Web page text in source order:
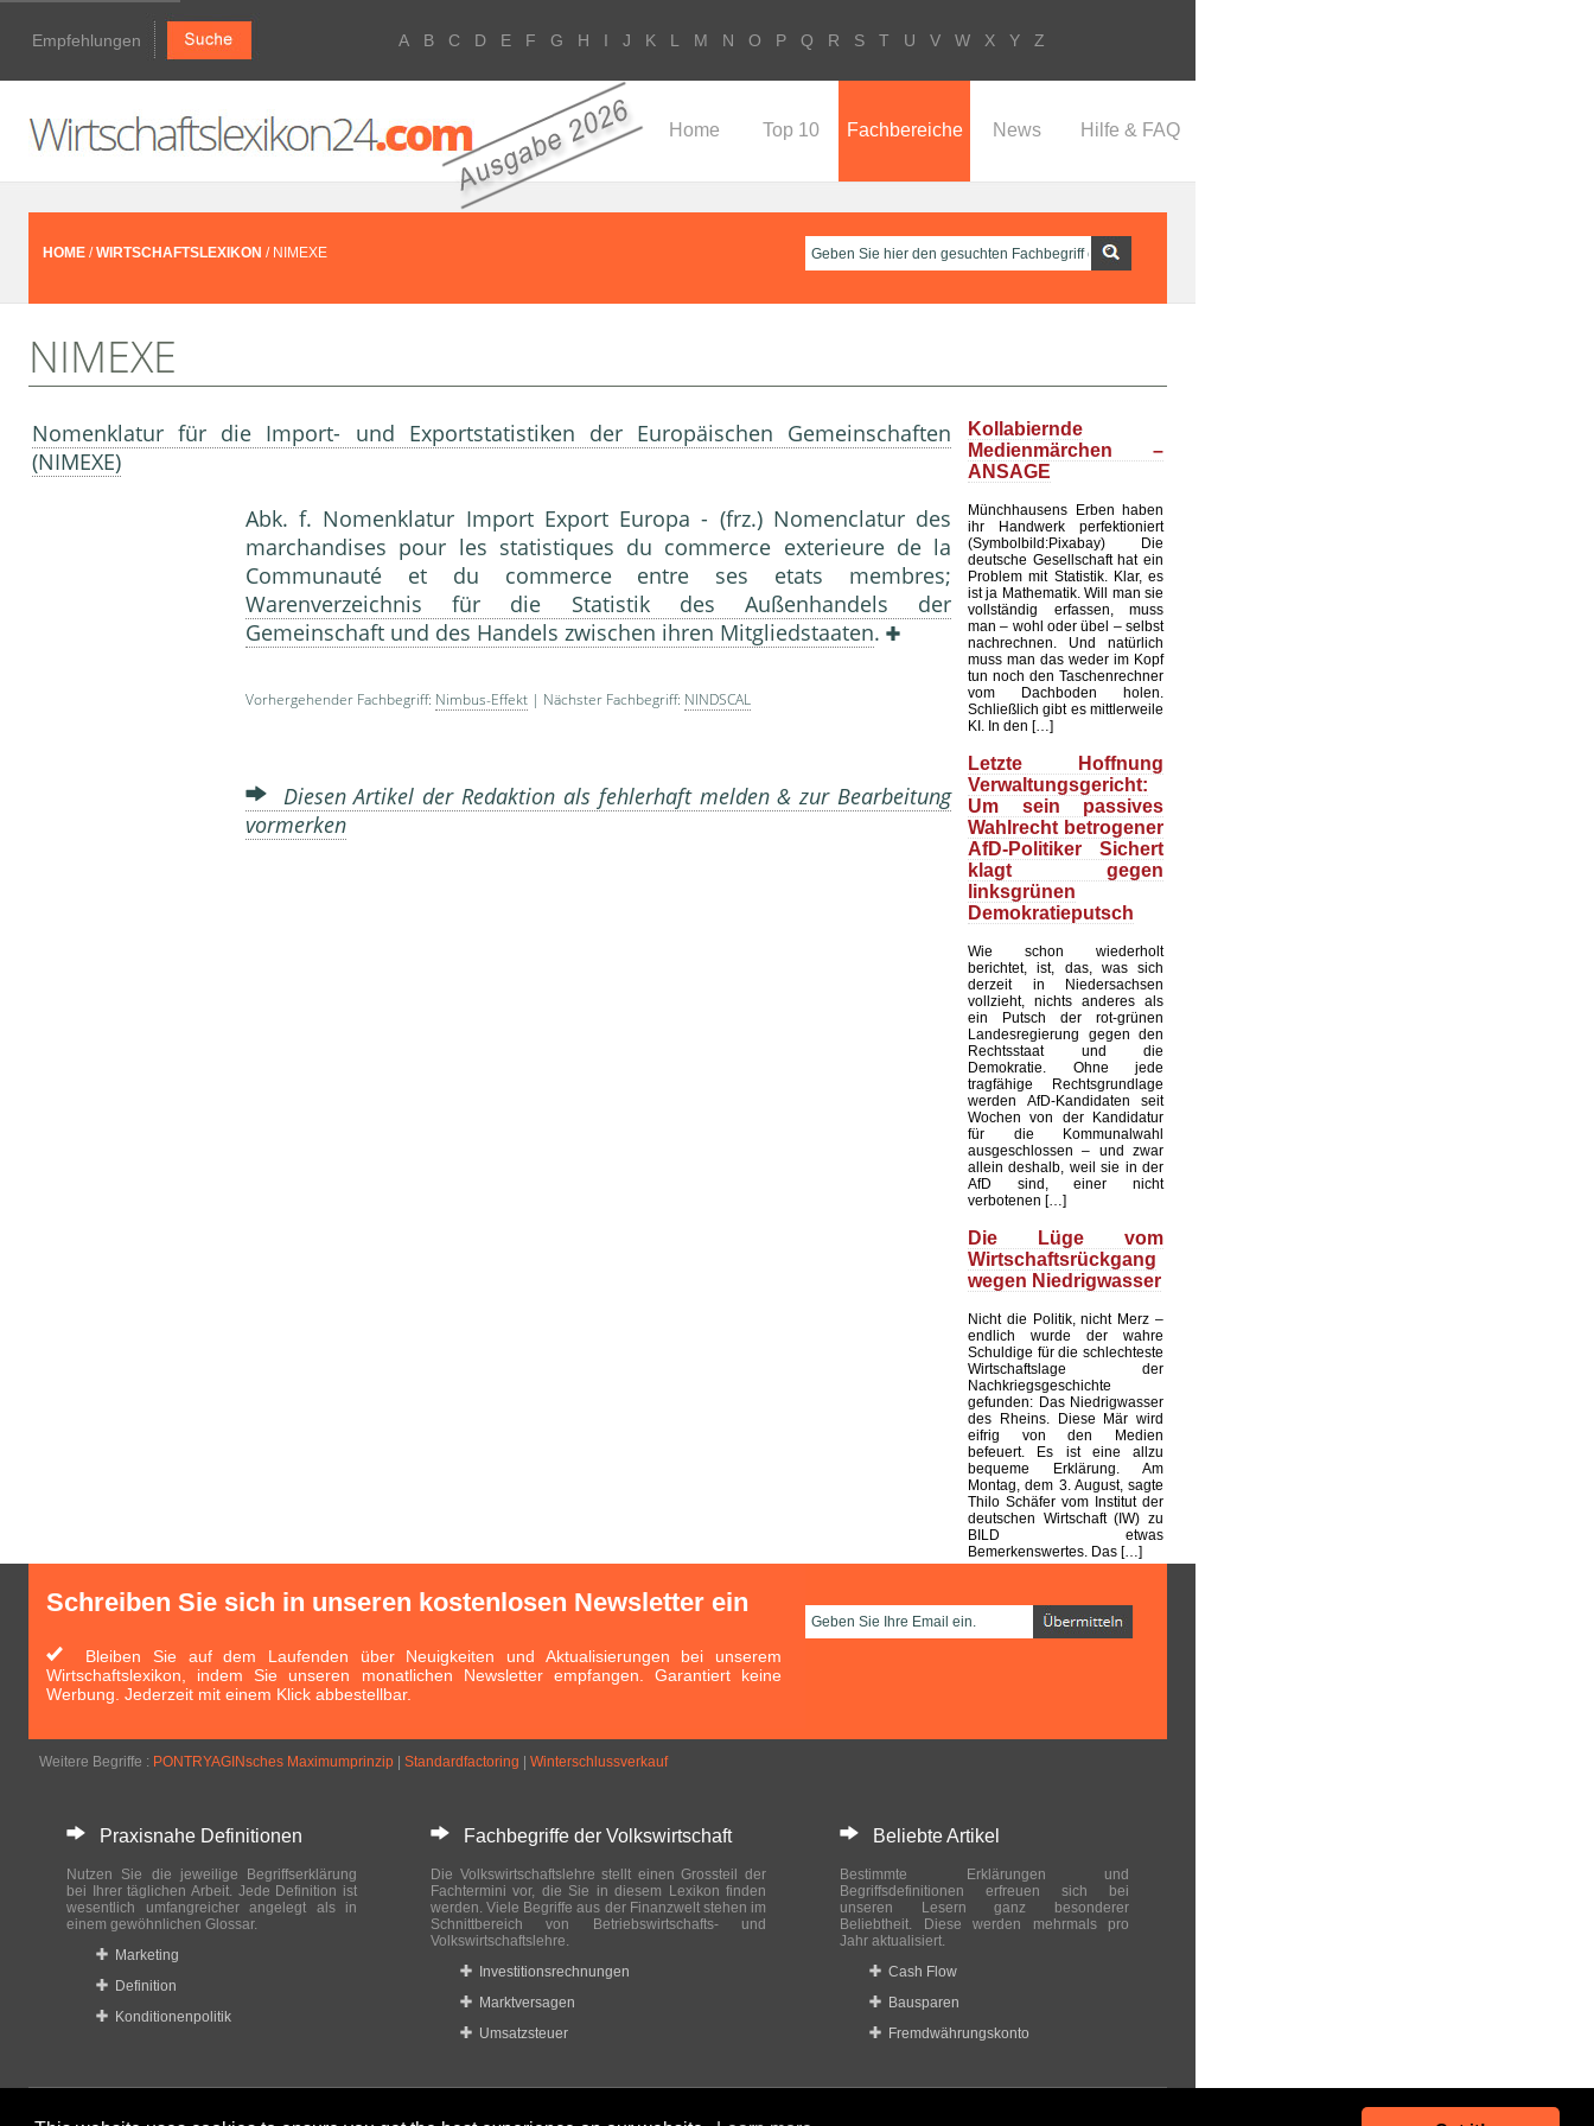
Empfehlungen A B C D E F G H I J K L M N O P Q R S T U V W X Y Z
Home Top 10 Fachbereiche News Hilfe & FAQ
HOME /WIRTSCHAFTSLEXIKON / NIMEXE
NIMEXE
Nomenklatur für die Import- und Exportstatistiken der Europäischen Gemeinschaften
(NIMEXE)
Abk. f. Nomenklatur Import Export Europa - (frz.) Nomenclatur des
marchandises pour les statistiques du commerce exterieure de la
Communauté et du commerce entre ses etats membres;
Warenverzeichnis für die Statistik des Außenhandels der
Gemeinschaft und des Handels zwischen ihren Mitgliedstaaten.
Vorhergehender Fachbegriff: Nimbus-Effekt | Nächster Fachbegriff: NINDSCAL
Diesen Artikel der Redaktion als fehlerhaft melden & zur Bearbeitung
vormerken
Kollabiernde
Medienmärchen –
ANSAGE
Münchhausens Erben haben
ihr Handwerk perfektioniert
(Symbolbild:Pixabay) Die
deutsche Gesellschaft hat ein
Problem mit Statistik. Klar, es
ist ja Mathematik. Will man sie
vollständig erfassen, muss
man – wohl oder übel – selbst
nachrechnen. Und natürlich
muss man das weder im Kopf
tun noch den Taschenrechner
vom Dachboden holen.
Schließlich gibt es mittlerweile
KI. In den […]
Letzte Hoffnung
Verwaltungsgericht:
Um sein passives
Wahlrecht betrogener
AfD-Politiker Sichert
klagt gegen
linksgrünen
Demokratieputsch
Wie schon wiederholt
berichtet, ist, das, was sich
derzeit in Niedersachsen
vollzieht, nichts anderes als
ein Putsch der rot-grünen
Landesregierung gegen den
Rechtsstaat und die
Demokratie. Ohne jede
tragfähige Rechtsgrundlage
werden AfD-Kandidaten seit
Wochen von der Kandidatur
für die Kommunalwahl
ausgeschlossen – und zwar
allein deshalb, weil sie in der
AfD sind, einer nicht
verbotenen […]
Die Lüge vom
Wirtschaftsrückgang
wegen Niedrigwasser
Nicht die Politik, nicht Merz –
endlich wurde der wahre
Schuldige für die schlechteste
Wirtschaftslage der
Nachkriegsgeschichte
gefunden: Das Niedrigwasser
des Rheins. Diese Mär wird
eifrig von den Medien
befeuert. Es ist eine allzu
bequeme Erklärung. Am
Montag, dem 3. August, sagte
Thilo Schäfer vom Institut der
deutschen Wirtschaft (IW) zu
BILD etwas
Bemerkenswertes. Das […]
Schreiben Sie sich in unseren kostenlosen Newsletter ein
Bleiben Sie auf dem Laufenden über Neuigkeiten und Aktualisierungen bei unserem
Wirtschaftslexikon, indem Sie unseren monatlichen Newsletter empfangen. Garantiert keine
Werbung. Jederzeit mit einem Klick abbestellbar.
Weitere Begriffe : PONTRYAGINsches Maximumprinzip Standardfactoring Winterschlussverkauf
Praxisnahe Definitionen
Nutzen Sie die jeweilige Begriffserklärung
bei Ihrer täglichen Arbeit. Jede Definition ist
wesentlich umfangreicher angelegt als in
einem gewöhnlichen Glossar.
Marketing
Definition
Konditionenpolitik
Fachbegriffe der Volkswirtschaft
Die Volkswirtschaftslehre stellt einen Grossteil der
Fachtermini vor, die Sie in diesem Lexikon finden
werden. Viele Begriffe aus der Finanzwelt stehen im
Schnittbereich von Betriebswirtschafts- und
Volkswirtschaftslehre.
Investitionsrechnungen
Marktversagen
Umsatzsteuer
Beliebte Artikel
Bestimmte Erklärungen und
Begriffsdefinitionen erfreuen sich bei
unseren Lesern ganz besonderer
Beliebtheit. Diese werden mehrmals pro
Jahr aktualisiert.
Cash Flow
Bausparen
Fremdwährungskonto